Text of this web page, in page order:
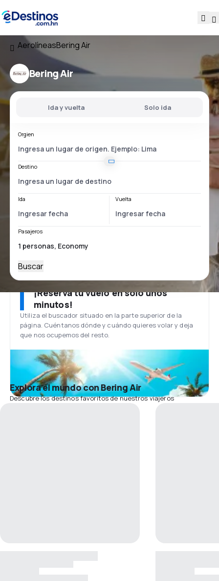
AerolíneasBering Air
Bering Air
Ida y vuelta Solo ida
Orgien
Destino
Ida Vuelta
Pasajeros
Buscar
¡Reserva tu vuelo en solo unos
minutos!
Utiliza el buscador situado en la parte superior de la
página. Cuéntanos dónde y cuándo quieres volar y deja
que nos ocupemos del resto.
Explora el mundo con Bering Air
Descubre los destinos favoritos de nuestros viajeros